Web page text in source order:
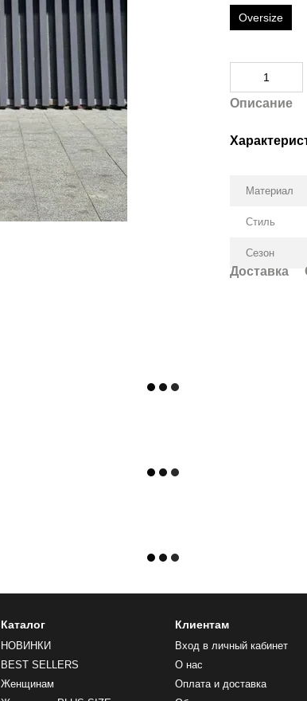
Oversize
Описание
Материал
Стиль
Сезон
Доставка
Каталог
НОВИНКИ
BEST SELLERS
Женщинам
Клиентам
Вход в личный кабинет
О нас
Оплата и доставка